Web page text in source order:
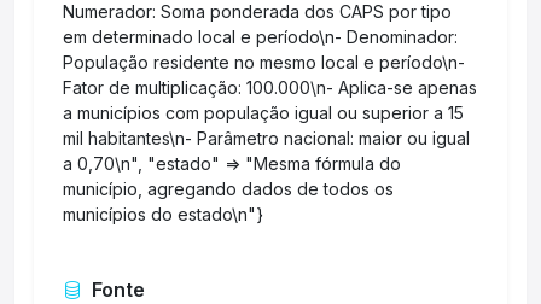
Numerador: Soma ponderada dos CAPS por tipo
em determinado local e período\n- Denominador:
População residente no mesmo local e período\n-
Fator de multiplicação: 100.000\n- Aplica-se apenas
a municípios com população igual ou superior a 15
mil habitantes\n- Parâmetro nacional: maior ou igual
a 0,70\n", "estado" => "Mesma fórmula do
município, agregando dados de todos os
municípios do estado\n"}
Fonte